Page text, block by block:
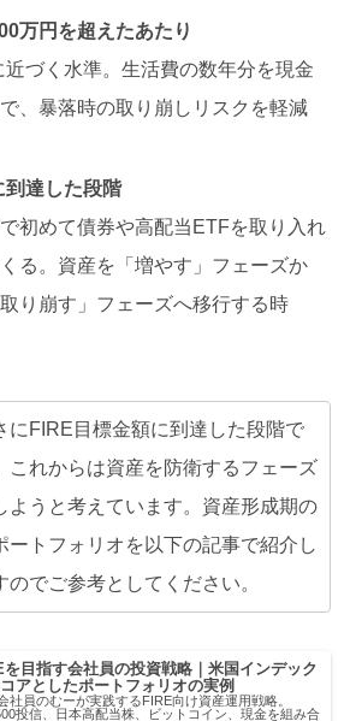
万円を超えたあたり
近づく水準。生活費の数年分を現金
、暴落時の取り崩しリスクを軽減
到達した段階
初めて債券や高配当ETFを取り入れ
る。資産を「増やす」フェーズか
り崩す」フェーズへ移行する時
にFIRE目標金額に到達した段階で
これからは資産を防衛するフェーズ
ようと考えています。資産形成期の
ートフォリオを以下の記事で紹介し
のでご参考としてください。
を目指す会社員の投資戦略｜米国インデック
アとしたポートフォリオの実例
社員のむーが実践するFIRE向け資産運用戦略。
投信、日本高配当株、ビットコイン、現金を組み合